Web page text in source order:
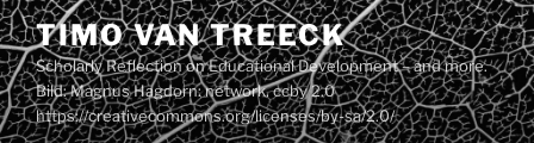
Zum
Inhalt
springen
TIMO VAN TREECK
Scholarly Reflection on Educational Development – and more.
Bild: Magnus Hagdorn: network. ccby 2.0
https://creativecommons.org/licenses/by-sa/2.0/